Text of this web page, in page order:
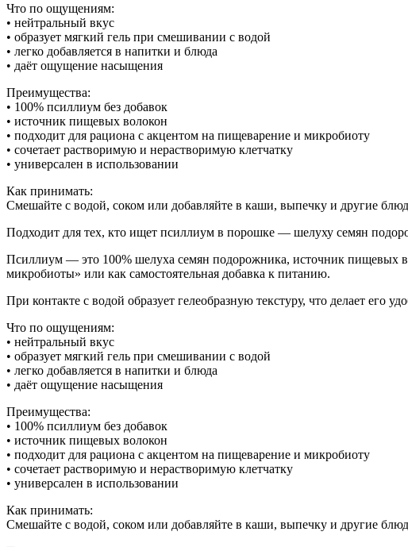
Что по ощущениям:
• нейтральный вкус
• образует мягкий гель при смешивании с водой
• легко добавляется в напитки и блюда
• даёт ощущение насыщения
Преимущества:
• 100% псиллиум без добавок
• источник пищевых волокон
• подходит для рациона с акцентом на пищеварение и микробиоту
• сочетает растворимую и нерастворимую клетчатку
• универсален в использовании
Как принимать:
Смешайте с водой, соком или добавляйте в каши, выпечку и другие
Подходит для тех, кто ищет псиллиум в порошке — шелуху семян
Псиллиум — это 100% шелуха семян подорожника, источник пищевых
микробиоты» или как самостоятельная добавка к питанию.
При контакте с водой образует гелеобразную текстуру, что делает его
Что по ощущениям:
• нейтральный вкус
• образует мягкий гель при смешивании с водой
• легко добавляется в напитки и блюда
• даёт ощущение насыщения
Преимущества:
• 100% псиллиум без добавок
• источник пищевых волокон
• подходит для рациона с акцентом на пищеварение и микробиоту
• сочетает растворимую и нерастворимую клетчатку
• универсален в использовании
Как принимать:
Смешайте с водой, соком или добавляйте в каши, выпечку и другие